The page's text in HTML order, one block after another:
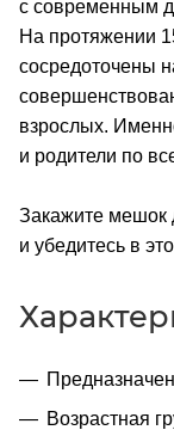
с современным
На протяжении
сосредоточены
взрослых.
и родители по
Закажите мешок
и убедитесь в
Возрастная